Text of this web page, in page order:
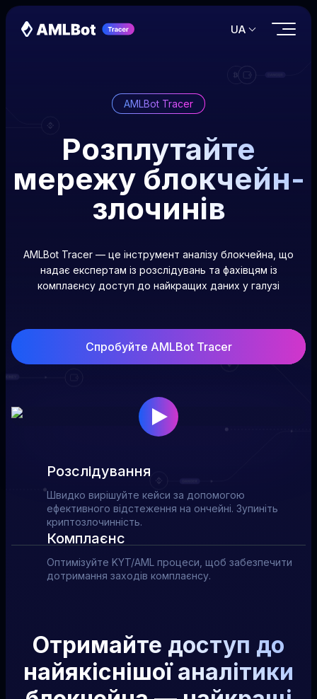
UA
AMLBot Tracer
Розплутайте
мережу блокчейн-
злочинів
AMLBot Tracer — це інструмент аналізу блокчейна, що
надає експертам із розслідувань та фахівцям із
комплаєнсу доступ до найкращих даних у галузі
Спробуйте AMLBot Tracer
Розслідування
Швидко вирішуйте кейси за допомогою
ефективного відстеження на ончейні. Зупиніть
криптозлочинність.
Комплаєнс
Оптимізуйте KYT/AML процеси, щоб забезпечити
дотримання заходів комплаєнсу.
Отримайте доступ до
найякіснішої аналітики